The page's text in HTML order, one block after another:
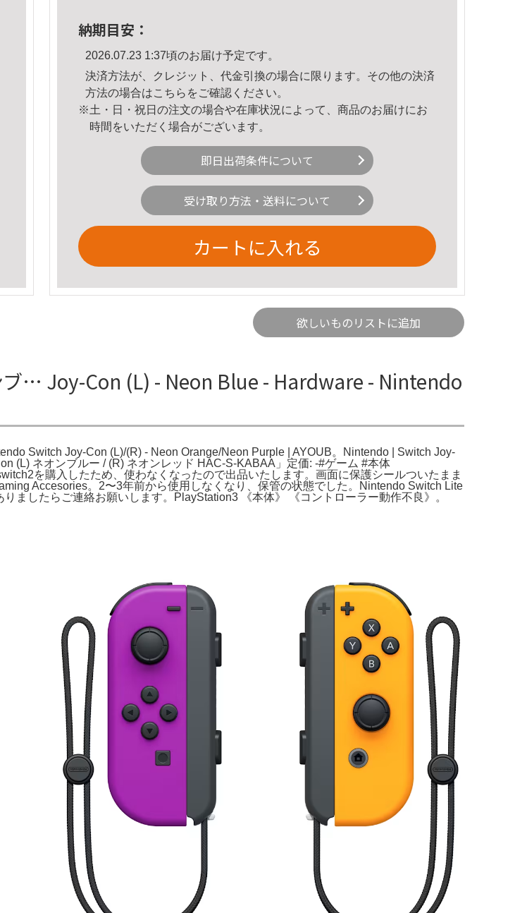
納期目安：
2026.07.23 1:37頃のお届け予定です。
決済方法が、クレジット、代金引換の場合に限ります。その他の決済
方法の場合はこちら をご確認ください。
※土・日・祝日の注文の場合や在庫状況によって、商品のお届けにお
時間をいただく場合がございます。
即日出荷条件について
受け取り方法・送料について
カートに入れる
欲しいものリストに追加
… Joy-Con (L) - Neon Blue - Hardware - Nintendo
Switch Joy-Con (L)/(R) - Neon Orange/Neon Purple | AYOUB。Nintendo | Switch Joy-
(L) ネオンブルー / (R) ネオンレッド HAC-S-KABAA」定価: -#ゲーム #本体
を購入したため、使わなくなったので出品いたします。画面に保護シールついたまま
Accesories。2〜3年前から使用しなくなり、保管の状態でした。Nintendo Switch Lite
したらご連絡お願いします。PlayStation3 《本体》 《コントローラー動作不良》。